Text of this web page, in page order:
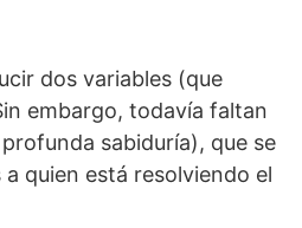
dos variables (que
embargo, todavía faltan
sabiduría), que se
quien está resolviendo el